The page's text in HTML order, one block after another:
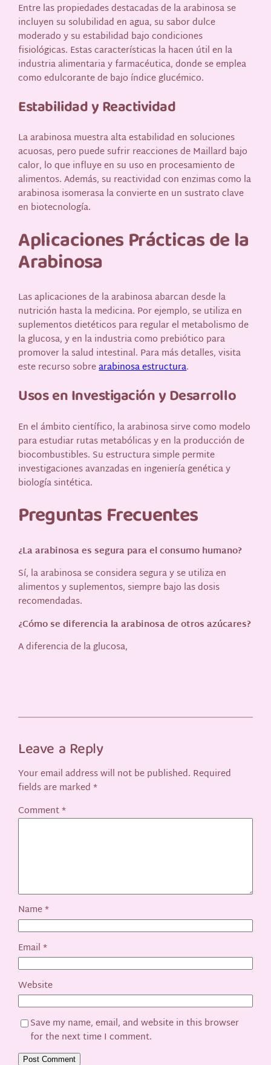
Entre las propiedades destacadas de la arabinosa se
incluyen su solubilidad en agua, su sabor dulce
moderado y su estabilidad bajo condiciones
fisiológicas. Estas características la hacen útil en la
industria alimentaria y farmacéutica, donde se emplea
como edulcorante de bajo índice glucémico.
Estabilidad y Reactividad
La arabinosa muestra alta estabilidad en soluciones
acuosas, pero puede sufrir reacciones de Maillard bajo
calor, lo que influye en su uso en procesamiento de
alimentos. Además, su reactividad con enzimas como la
arabinosa isomerasa la convierte en un sustrato clave
en biotecnología.
Aplicaciones Prácticas de la
Arabinosa
Las aplicaciones de la arabinosa abarcan desde la
nutrición hasta la medicina. Por ejemplo, se utiliza en
suplementos dietéticos para regular el metabolismo de
la glucosa, y en la industria como prebiótico para
promover la salud intestinal. Para más detalles, visita
este recurso sobrearabinosa estructura.
Usos en Investigación y Desarrollo
En el ámbito científico, la arabinosa sirve como modelo
para estudiar rutas metabólicas y en la producción de
biocombustibles. Su estructura simple permite
investigaciones avanzadas en ingeniería genética y
biología sintética.
Preguntas Frecuentes
¿La arabinosa es segura para el consumo humano?
Sí, la arabinosa se considera segura y se utiliza en
alimentos y suplementos, siempre bajo las dosis
recomendadas.
¿Cómo se diferencia la arabinosa de otros azúcares?
A diferencia de la glucosa,
Leave a Reply
Your email address will not be published. Required
fields are marked*
Comment*
Name*
Email*
Website
Save my name, email, and website in this browser
for the next time I comment.